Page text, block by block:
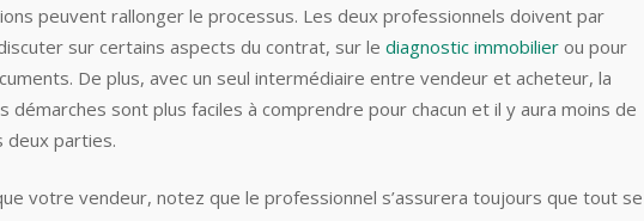
peuvent rallonger le processus. Les deux professionnels doivent par
sur certains aspects du contrat, sur le diagnostic immobilier ou pour
De plus, avec un seul intermédiaire entre vendeur et acheteur, la
démarches sont plus faciles à comprendre pour chacun et il y aura moins de
deux parties.
votre vendeur, notez que le professionnel s’assurera toujours que tout se